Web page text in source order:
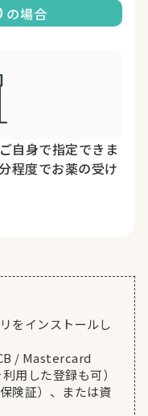
の場合
自身で指定できま
程度でお薬の受け
をインストールし
/ Mastercard
用した登録も可）
険証）、または資